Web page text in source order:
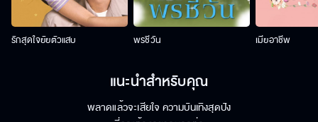
รักสุดใจยัยตัวแสบ พรชีวัน เมียอาชีพ
แนะนำสำหรับคุณ
พลาดแล้วจะเสียใจ ความบันเทิงสุดปัง